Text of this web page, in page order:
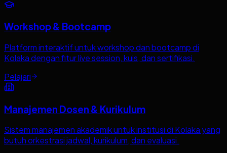
Workshop & Bootcamp
Platform interaktif untuk workshop dan bootcamp di
Kolaka dengan fitur live session, kuis, dan sertifikasi.
Pelajari
Manajemen Dosen & Kurikulum
Sistem manajemen akademik untuk institusi di Kolaka yang
butuh orkestrasi jadwal, kurikulum, dan evaluasi.